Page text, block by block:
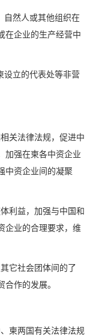
自然人或其他组织在
在企业的生产经营中
设立的代表处等非营
关法律法规，促进中
加强在柬各中资企业
中资企业间的凝聚
利益，加强与中国和
企业的合理要求，维
它社会团体间的了
作的发展。
柬两国有关法律法规